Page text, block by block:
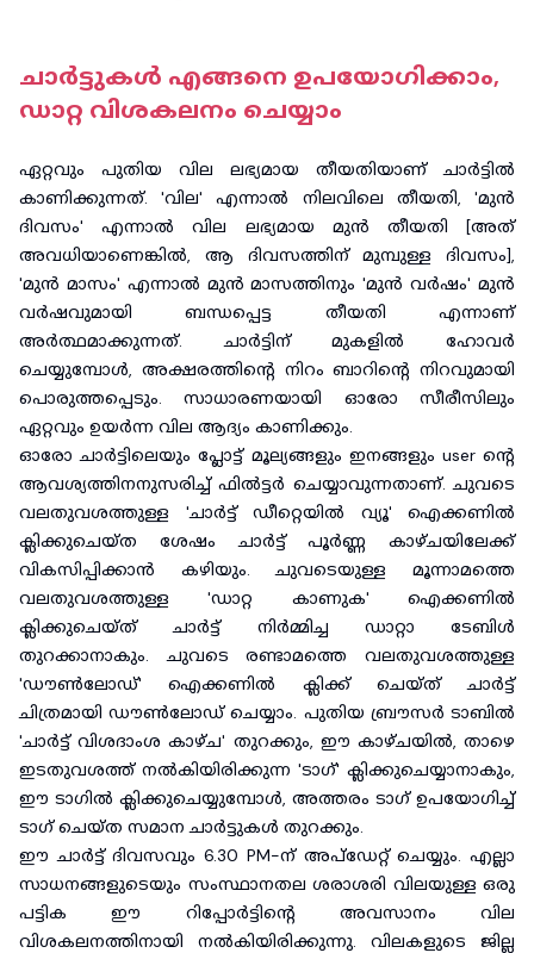
ചാർട്ടുകൾ എങ്ങനെ ഉപയോഗിക്കാം,
ഡാറ്റ വിശകലനം ചെയ്യാം
ഏറ്റവും പുതിയ വില ലഭ്യമായ തീയതിയാണ് ചാർട്ടിൽ
കാണിക്കുന്നത്. 'വില' എന്നാൽ നിലവിലെ തീയതി, 'മുൻ
ദിവസം' എന്നാൽ വില ലഭ്യമായ മുൻ തീയതി [അത്
അവധിയാണെങ്കിൽ, ആ ദിവസത്തിന് മുമ്പുള്ള ദിവസം],
'മുൻ മാസം' എന്നാൽ മുൻ മാസത്തിനും 'മുൻ വർഷം' മുൻ
വർഷവുമായി ബന്ധപ്പെട്ട തീയതി എന്നാണ്
അർത്ഥമാക്കുന്നത്. ചാർട്ടിന് മുകളിൽ ഹോവർ
ചെയ്യുമ്പോൾ, അക്ഷരത്തിൻ്റെ നിറം ബാറിൻ്റെ നിറവുമായി
പൊരുത്തപ്പെടും. സാധാരണയായി ഓരോ സീരീസിലും
ഏറ്റവും ഉയർന്ന വില ആദ്യം കാണിക്കും.
ഓരോ ചാർട്ടിലെയും പ്ലോട്ട് മൂല്യങ്ങളും ഇനങ്ങളും user ൻ്റെ
ആവശ്യത്തിനനുസരിച്ച് ഫിൽട്ടർ ചെയ്യാവുന്നതാണ്. ചുവടെ
വലതുവശത്തുള്ള 'ചാർട്ട് ഡീറ്റെയിൽ വ്യൂ' ഐക്കണിൽ
ക്ലിക്കുചെയ്‌ത ശേഷം ചാർട്ട് പൂർണ്ണ കാഴ്‌ചയിലേക്ക്
വികസിപ്പിക്കാൻ കഴിയും. ചുവടെയുള്ള മൂന്നാമത്തെ
വലതുവശത്തുള്ള 'ഡാറ്റ കാണുക' ഐക്കണിൽ
ക്ലിക്കുചെയ്‌ത് ചാർട്ട് നിർമ്മിച്ച ഡാറ്റാ ടേബിൾ
തുറക്കാനാകും. ചുവടെ രണ്ടാമത്തെ വലതുവശത്തുള്ള
'ഡൗൺലോഡ്' ഐക്കണിൽ ക്ലിക്ക് ചെയ്ത് ചാർട്ട്
ചിത്രമായി ഡൗൺലോഡ് ചെയ്യാം. പുതിയ ബ്രൗസർ ടാബിൽ
'ചാർട്ട് വിശദാംശ കാഴ്ച' തുറക്കും, ഈ കാഴ്ചയിൽ, താഴെ
ഇടതുവശത്ത് നൽകിയിരിക്കുന്ന 'ടാഗ്' ക്ലിക്കുചെയ്യാനാകും,
ഈ ടാഗിൽ ക്ലിക്കുചെയ്യുമ്പോൾ, അത്തരം ടാഗ് ഉപയോഗിച്ച്
ടാഗ് ചെയ്ത സമാന ചാർട്ടുകൾ തുറക്കും.
ഈ ചാർട്ട് ദിവസവും 6.30 PM-ന് അപ്ഡേറ്റ് ചെയ്യും. എല്ലാ
സാധനങ്ങളുടെയും സംസ്ഥാനതല ശരാശരി വിലയുള്ള ഒരു
പട്ടിക ഈ റിപ്പോർട്ടിൻ്റെ അവസാനം വില
വിശകലനത്തിനായി നൽകിയിരിക്കുന്നു. വിലകളുടെ ജില്ല